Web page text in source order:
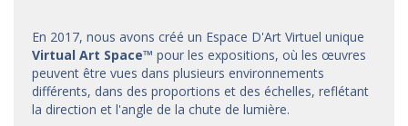
En 2017, nous avons créé un Espace D'Art Virtuel unique
Virtual Art Space™ pour les expositions, où les œuvres
peuvent être vues dans plusieurs environnements
différents, dans des proportions et des échelles, reflétant
la direction et l'angle de la chute de lumière.